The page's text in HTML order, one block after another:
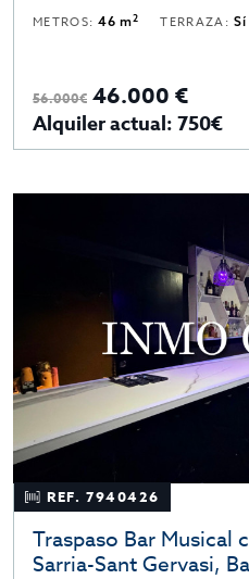
METROS:46 m2 TERRAZA:Sí
56.000€ 46.000 €
Alquiler actual: 750€
REF. 7940426
Traspaso Bar Musical
Sarria-Sant Gervasi,